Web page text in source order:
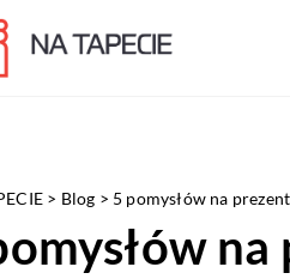
> Blog > 5 pomysłów na